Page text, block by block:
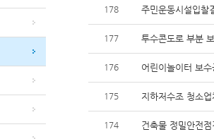
178 주민운동시설입찰
177 투수콘도로 부분
176 어린이놀이터 보
175 지하저수조 청소
174 건축물 정밀안전